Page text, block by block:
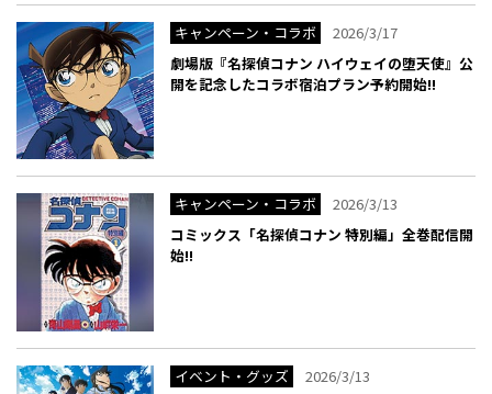
キャンペーン・コラボ
2026/3/17
劇場版『名探偵コナン ハイウェイの堕天使』公
開を記念したコラボ宿泊プラン予約開始!!
キャンペーン・コラボ
2026/3/13
コミックス「名探偵コナン 特別編」全巻配信開
始!!
イベント・グッズ
2026/3/13